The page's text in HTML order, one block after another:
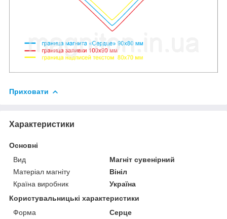
Приховати
Характеристики
Основні
Вид
Магніт сувенірний
Матеріал магніту
Вініл
Країна виробник
Україна
Користувальницькі характеристики
Форма
Серце